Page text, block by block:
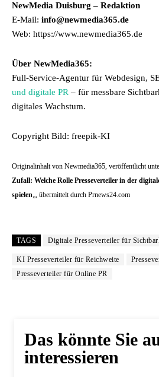
NewMedia Duisburg – Redaktion
E-Mail: info@newmedia365.de
Web: https://www.newmedia365.de
Über NewMedia365:
Full-Service-Agentur für Webdesign,
und digitale PR – für messbare
digitales Wachstum.
Copyright Bild: freepik-KI
Originalinhalt von Newmedia365, veröffentlicht
Zufall: Welche Rolle Presseverteiler in der
spielen„, übermittelt durch Prnews24.com
TAGS Digitale Presseverteiler für
KI Presseverteiler für Reichweite
Presseverteiler für Online PR
Das könnte Sie
interessieren